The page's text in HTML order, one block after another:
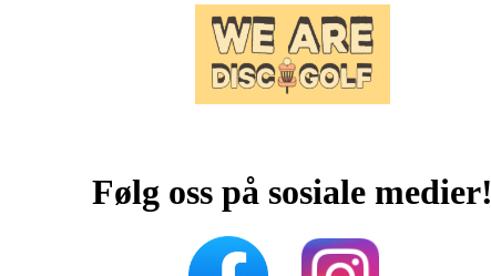
Følg oss på sosiale medier!